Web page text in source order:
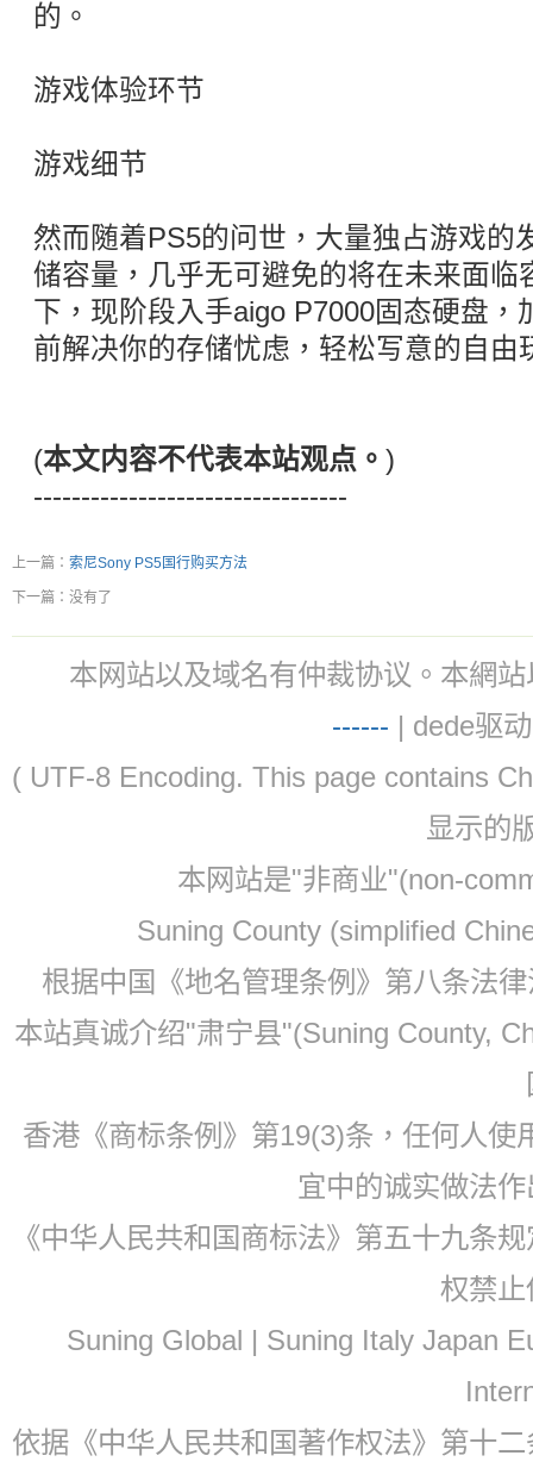
的。
游戏体验环节
游戏细节
然而随着PS5的问世，大量独占游戏的
储容量，几乎无可避免的将在未来面临
下，现阶段入手aigo P7000固态硬盘，
前解决你的存储忧虑，轻松写意的自由
(本文内容不代表本站观点。 )
---------------------------------
上一篇： 索尼Sony PS5国行购买方法
下一篇：没有了
本网站以及域名有仲裁协议。本網
------ | dede驱
( UTF-8 Encoding. This page contains
显示的
本网站是"非商业"(non-
Suning County (simplified
根据中国《地名管理条例》第八条法
本站真诚介绍"肃宁县"(Suning County,
香港《商标条例》第19(3)条，任何人
宜中的诚实做法
《中华人民共和国商标法》第五十九条
权禁
Suning Global | Suning Italy Japan
依据《中华人民共和国著作权法》第十